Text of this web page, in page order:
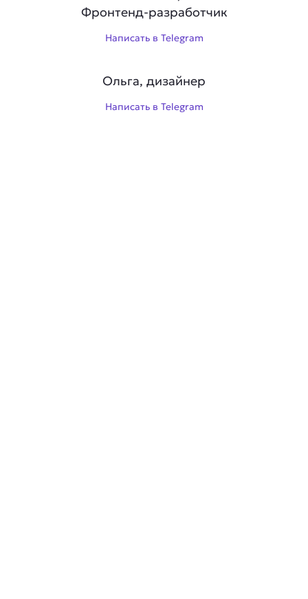
Фронтенд-разработчик
Написать в Telegram
Ольга, дизайнер
Написать в Telegram